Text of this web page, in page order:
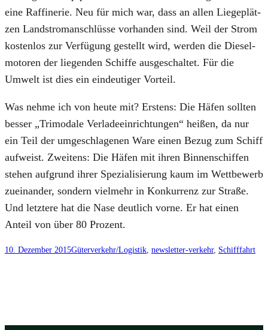
eine Raf­fi­ne­rie. Neu für mich war, dass an allen Lie­ge­plät­
zen Land­stro­m­an­schlüs­se vor­han­den sind. Weil der Strom
kos­ten­los zur Ver­fü­gung gestellt wird, wer­den die Die­sel­
mo­to­ren der lie­gen­den Schif­fe aus­ge­schal­tet. Für die
Umwelt ist dies ein ein­deu­ti­ger Vor­teil.
Was neh­me ich von heu­te mit? Ers­tens: Die Häfen soll­ten
bes­ser „Tri­mo­da­le Ver­la­de­ein­rich­tun­gen“ hei­ßen, da nur
ein Teil der umge­schla­ge­nen Ware einen Bezug zum Schiff
auf­weist. Zwei­tens: Die Häfen mit ihren Bin­nen­schif­fen
ste­hen auf­grund ihrer Spe­zia­li­sie­rung kaum im Wett­be­werb
zuein­an­der, son­dern viel­mehr in Kon­kur­renz zur Stra­ße.
Und letz­te­re hat die Nase deut­lich vor­ne. Er hat einen
Anteil von über 80 Pro­zent.
10. Dezember 2015Güterverkehr/Logistik newsletter-verkehr, Schifffahrt